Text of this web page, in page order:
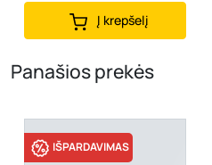
Į krepšelį
Panašios prekės
IŠPARDAVIMAS